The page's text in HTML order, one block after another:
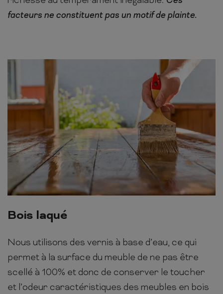
facteurs ne constituent pas un motif de plainte.
Bois laqué
Nous utilisons des vernis à base d’eau, ce qui
permet à la surface du meuble de ne pas être
scellé à 100% et donc de conserver le toucher
et l’odeur caractéristiques des meubles en bois